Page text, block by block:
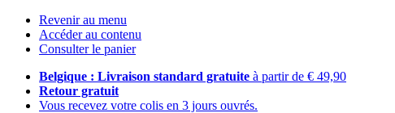
Revenir au menu
Accéder au contenu
Consulter le panier
Belgique : Livraison standard gratuite à partir de € 49,90
Retour gratuit
Vous recevez votre colis en 3 jours ouvrés.